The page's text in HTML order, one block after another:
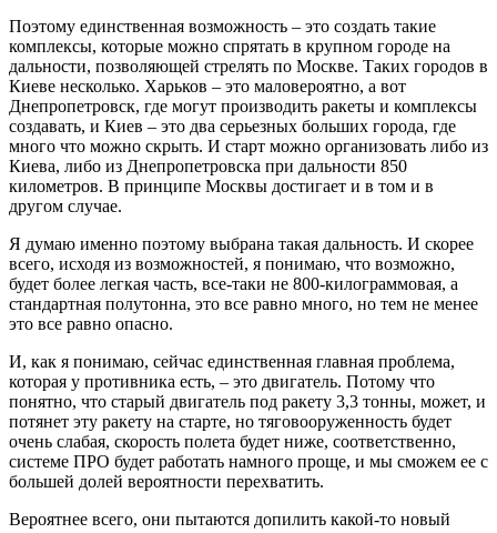
Поэтому единственная возможность – это создать такие
комплексы, которые можно спрятать в крупном городе на
дальности, позволяющей стрелять по Москве. Таких городов в
Киеве несколько. Харьков – это маловероятно, а вот
Днепропетровск, где могут производить ракеты и комплексы
создавать, и Киев – это два серьезных больших города, где
много что можно скрыть. И старт можно организовать либо из
Киева, либо из Днепропетровска при дальности 850
километров. В принципе Москвы достигает и в том и в
другом случае.
Я думаю именно поэтому выбрана такая дальность. И скорее
всего, исходя из возможностей, я понимаю, что возможно,
будет более легкая часть, все-таки не 800-килограммовая, а
стандартная полутонна, это все равно много, но тем не менее
это все равно опасно.
И, как я понимаю, сейчас единственная главная проблема,
которая у противника есть, – это двигатель. Потому что
понятно, что старый двигатель под ракету 3,3 тонны, может, и
потянет эту ракету на старте, но тяговооруженность будет
очень слабая, скорость полета будет ниже, соответственно,
системе ПРО будет работать намного проще, и мы сможем ее с
большей долей вероятности перехватить.
Вероятнее всего, они пытаются допилить какой-то новый